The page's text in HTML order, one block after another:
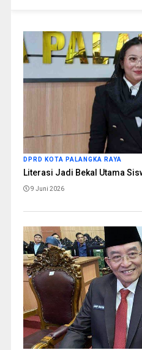
DPRD KOTA PALANGKA RAYA
Literasi Jadi Bekal Utama
9 Juni 2026